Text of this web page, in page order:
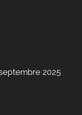
2025